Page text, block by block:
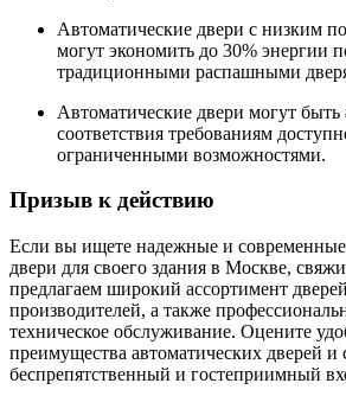
Автоматические двери с низким
могут экономить до 30% энергии
традиционными распашными
Автоматические двери могут
соответствия требованиям
ограниченными возможностями.
Призыв к действию
Если вы ищете надежные и современные
двери для своего здания в Москве,
предлагаем широкий ассортимент
производителей, а также
техническое обслуживание. Оцените
преимущества автоматических дверей и
беспрепятственный и гостеприимный